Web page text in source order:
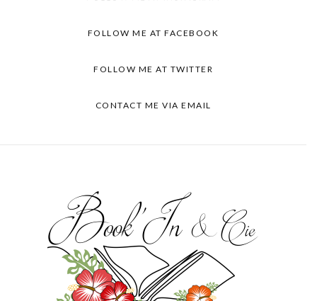
FOLLOW ME AT FACEBOOK
FOLLOW ME AT TWITTER
CONTACT ME VIA EMAIL